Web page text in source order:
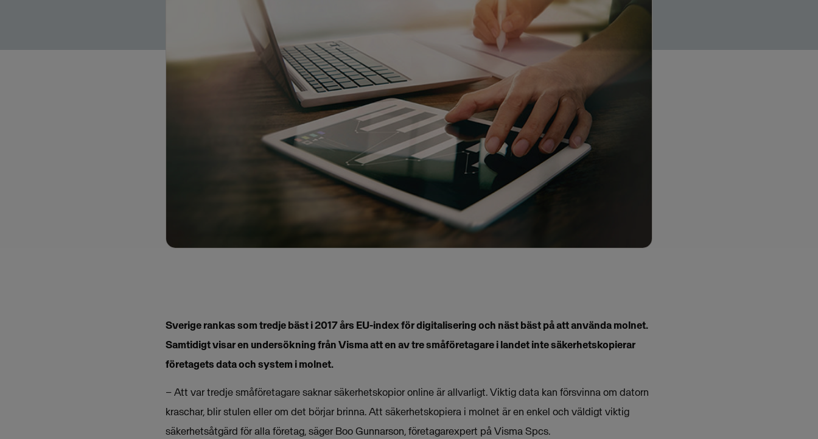
Sverige rankas som tredje bäst i 2017 års EU-index för digitalisering och näst bäst på att använda molnet.
Samtidigt visar en undersökning från Visma att en av tre småföretagare i landet inte säkerhetskopierar
företagets data och system i molnet.
– Att var tredje småföretagare saknar säkerhetskopior online är allvarligt. Viktig data kan försvinna om datorn
kraschar, blir stulen eller om det börjar brinna. Att säkerhetskopiera i molnet är en enkel och väldigt viktig
säkerhetsåtgärd för alla företag, säger Boo Gunnarson, företagarexpert på Visma Spcs.